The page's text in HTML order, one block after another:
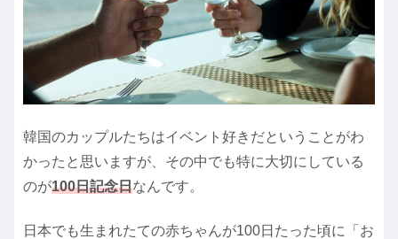
韓国のカップルたちはイベント好きだということがわ
かったと思いますが、その中でも特に大切にしている
のが100日記念日なんです。
日本でも生まれたての赤ちゃんが100日たった頃に「お